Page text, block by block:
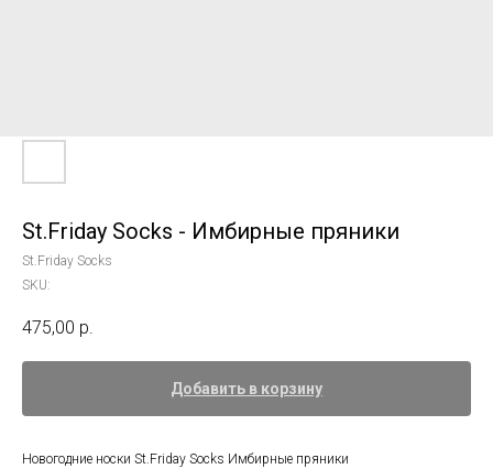
St.Friday Socks - Имбирные пряники
St.Friday Socks
SKU:
475,00 р.
Добавить в корзину
Новогодние носки St.Friday Socks Имбирные пряники